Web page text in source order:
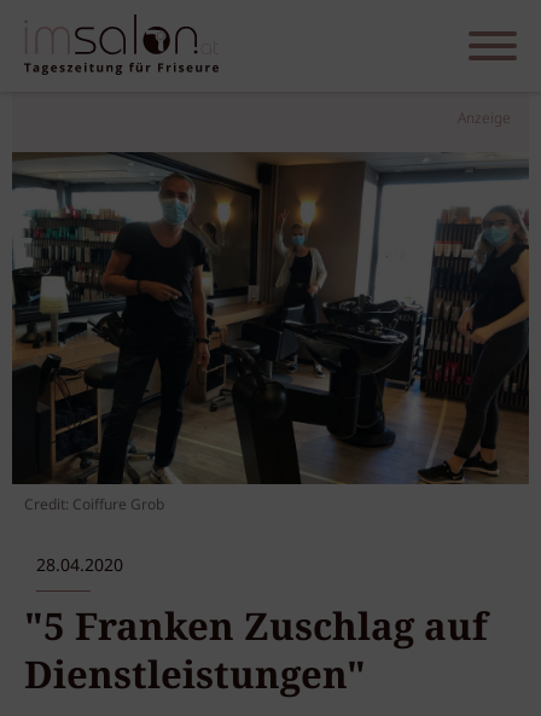
Anzeige
Credit: Coiffure Grob
28.04.2020
"5 Franken Zuschlag auf
Dienstleistungen"